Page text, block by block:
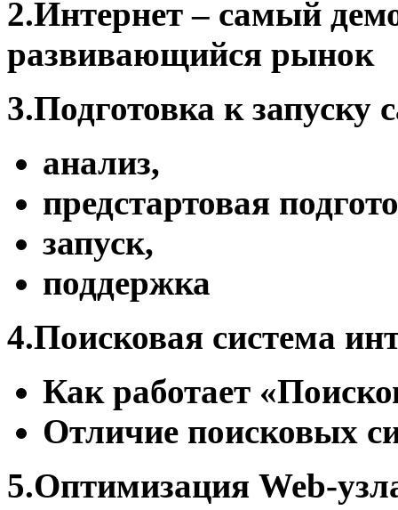
2.Интернет – самый
развивающийся рынок
3.Подготовка к запуску
анализ,
предстартовая
запуск,
поддержка
4.Поисковая система
Как работает
Отличие поисковых
5.Оптимизация Web-